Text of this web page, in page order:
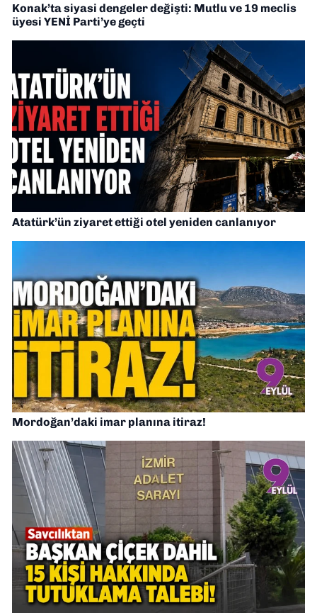
Konak’ta siyasi dengeler değişti: Mutlu ve 19 meclis
üyesi YENİ Parti’ye geçti
Atatürk’ün ziyaret ettiği otel yeniden canlanıyor
Mordoğan’daki imar planına itiraz!